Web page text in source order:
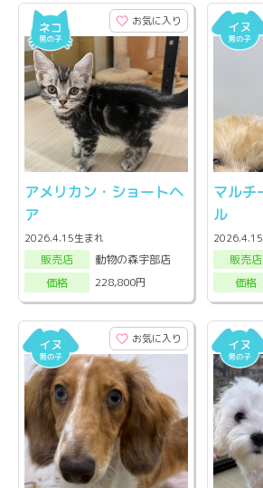
お気に入り
アメリカン・ショートヘ
ア
2026.4.15生まれ
販売店
動物の森宇部店
価格
228,800円
マルチ
ル
販売店
価格
お気に入り